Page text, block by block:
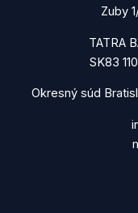
Zuby
TATRA
SK83
Okresný súd